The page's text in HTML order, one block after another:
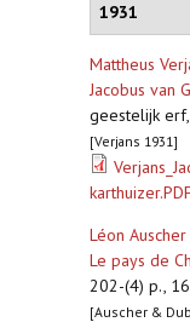
1931
Mattheus
Jacobus van
geestelijk
[Verjans 1931]
Léon Auscher
Le pays de
202-(4) p.,
[Auscher &